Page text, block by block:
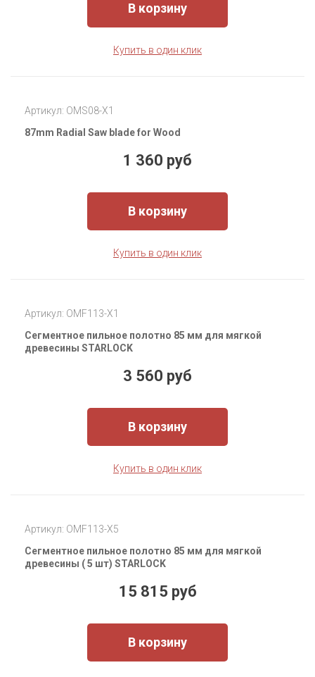
В корзину
Купить в один клик
Артикул: OMS08-X1
87mm Radial Saw blade for Wood
1 360 руб
В корзину
Купить в один клик
Артикул: OMF113-X1
Сегментное пильное полотно 85 мм для мягкой
древесины STARLOCK
3 560 руб
В корзину
Купить в один клик
Артикул: OMF113-X5
Сегментное пильное полотно 85 мм для мягкой
древесины ( 5 шт) STARLOCK
15 815 руб
В корзину